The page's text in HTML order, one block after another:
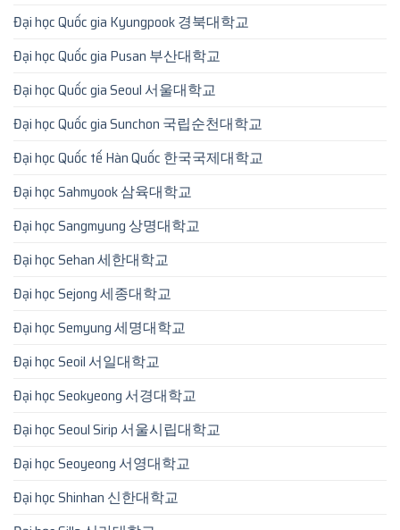
Đại học Quốc gia Kyungpook 경북대학교
Đại học Quốc gia Pusan 부산대학교
Đại học Quốc gia Seoul 서울대학교
Đại học Quốc gia Sunchon 국립순천대학교
Đại học Quốc tế Hàn Quốc 한국국제대학교
Đại học Sahmyook 삼육대학교
Đại học Sangmyung 상명대학교
Đại học Sehan 세한대학교
Đại học Sejong 세종대학교
Đại học Semyung 세명대학교
Đại học Seoil 서일대학교
Đại học Seokyeong 서경대학교
Đại học Seoul Sirip 서울시립대학교
Đại học Seoyeong 서영대학교
Đại học Shinhan 신한대학교